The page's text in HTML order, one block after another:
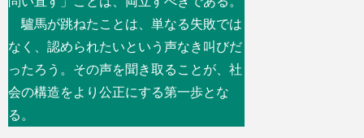
驢馬が跳ねたことは、単なる失敗では
なく、認められたいという声なき叫びだ
ったろう。その声を聞き取ることが、社
会の構造をより公正にする第一歩とな
る。